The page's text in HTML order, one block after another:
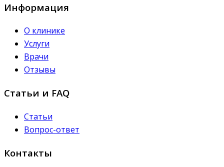
Информация
О клинике
Услуги
Врачи
Отзывы
Статьи и FAQ
Статьи
Вопрос-ответ
Контакты